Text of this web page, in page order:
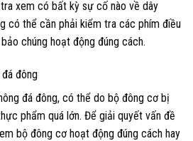
xem có bất kỳ sự cố nào về dây
có thể cần phải kiểm tra các phím điều
chúng hoạt động đúng cách.
đông
đá đông, có thể do bộ đông cơ bị
phẩm quá lớn. Để giải quyết vấn đề
bộ đông cơ hoạt động đúng cách hay